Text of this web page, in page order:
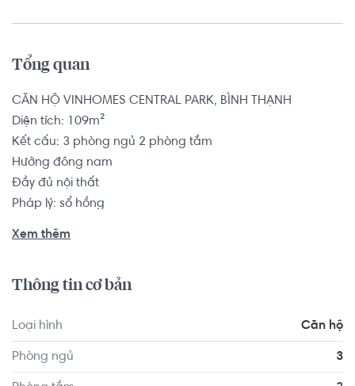
Tổng quan
CĂN HỘ VINHOMES CENTRAL PARK, BÌNH THẠNH
Diện tích: 109m²
Kết cấu: 3 phòng ngủ 2 phòng tắm
Hướng đông nam
Đầy đủ nội thất
Pháp lý: sổ hồng
+ Công viên 16Ha nơi tập trung giao lưu giữa các tiktoker
+ Di chuyển tới Trung Tâm Tâm Thương Mại Lớn Nhất Sài
Gòn Lankmark 81 , Nơi mua sắm những món đồ cực kỳ
Xem thêm
Thông tin cơ bản
Loại hình Căn hộ
Phòng ngủ 3